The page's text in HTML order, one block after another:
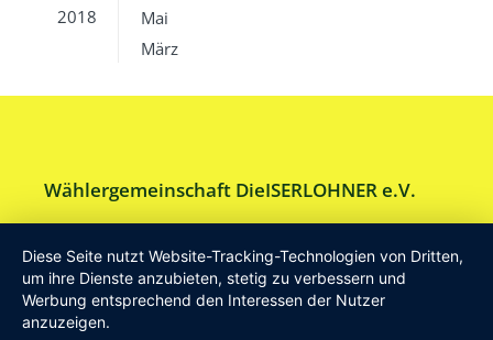
2018
Mai
März
Wählergemeinschaft DieISERLOHNER e.V.
Am Drillenbusch 11 - 58638 Iserlohn
Tel:Geschäftsstelle 02371-9748599
E-Mail:info [at] DieISERLOHNER.de
Website:
Diese Seite nutzt Website-Tracking-Technologien von Dritten,
um ihre Dienste anzubieten, stetig zu verbessern und
Werbung entsprechend den Interessen der Nutzer
anzuzeigen.